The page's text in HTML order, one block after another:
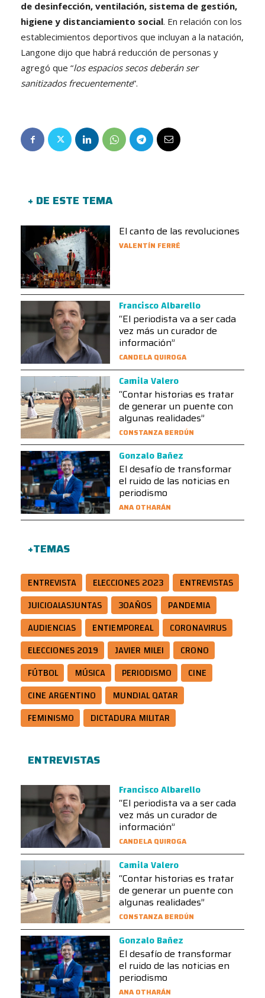
de desinfección, ventilación, sistema de gestión,
higiene y distanciamiento social. En relación con los
establecimientos deportivos que incluyan a la natación,
Langone dijo que habrá reducción de personas y
agregó que “los espacios secos deberán ser
sanitizados frecuentemente”.
+ DE ESTE TEMA
El canto de las revoluciones
VALENTÍN FERRÉ
Francisco Albarello
“El periodista va a ser cada
vez más un curador de
información”
CANDELA QUIROGA
Camila Valero
“Contar historias es tratar
de generar un puente con
algunas realidades”
CONSTANZA BERDÚN
Gonzalo Bañez
El desafío de transformar
el ruido de las noticias en
periodismo
ANA OTHARÁN
+TEMAS
ENTREVISTA ELECCIONES 2023
ENTREVISTAS
JUICIOALASJUNTAS
30AÑOS
PANDEMIA
AUDIENCIAS
ENTIEMPOREAL
CORONAVIRUS
ELECCIONES 2019
JAVIER MILEI
CRONO
FÚTBOL
MÚSICA PERIODISMO
CINE
CINE ARGENTINO
MUNDIAL QATAR
FEMINISMO
DICTADURA MILITAR
ENTREVISTAS
Francisco Albarello
“El periodista va a ser cada
vez más un curador de
información”
CANDELA QUIROGA
Camila Valero
“Contar historias es tratar
de generar un puente con
algunas realidades”
CONSTANZA BERDÚN
Gonzalo Bañez
El desafío de transformar
el ruido de las noticias en
periodismo
ANA OTHARÁN